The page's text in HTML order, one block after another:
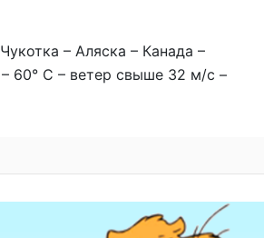
– Аляска – Канада –
60° С – ветер свыше 32 м/с –